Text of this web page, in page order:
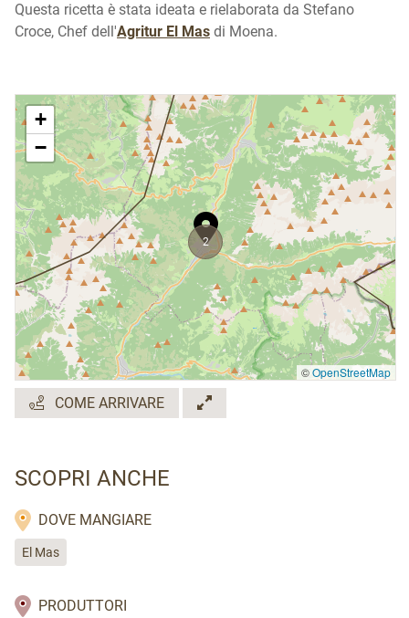
Questa ricetta è stata ideata e rielaborata da Stefano
Croce, Chef dell'Agritur El Mas di Moena.
2
+
−
©OpenStreetMap
COME ARRIVARE
SCOPRI ANCHE
DOVE MANGIARE
El Mas
PRODUTTORI